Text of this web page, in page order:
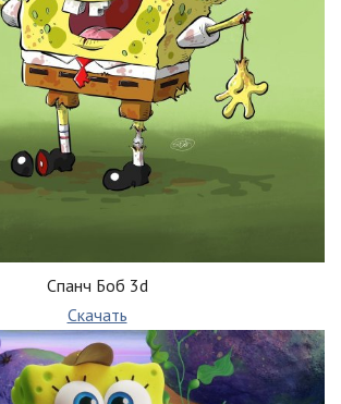
Спанч Боб 3d
Скачать